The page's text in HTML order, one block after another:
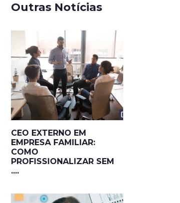
Outras Notícias
CEO EXTERNO EM
EMPRESA FAMILIAR:
COMO
PROFISSIONALIZAR SEM
....